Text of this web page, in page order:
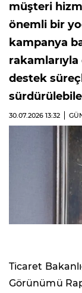
müşteri
önemli bir
kampanya
destek
30.07.2026 13:32
Ticaret
Görünümü